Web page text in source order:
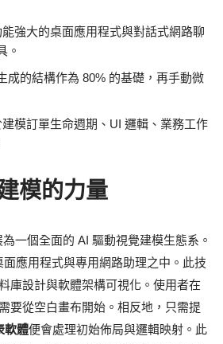
能強大的桌面應用程式與對話式網路聊
。
成的結構作為 80% 的基礎，再手動微
建模訂單生命週期、UI 邏輯、業務工作
模的力量
一個全面的 AI 驅動視覺建模生態系。
應用程式與專用網路助理之中。此技
庫設計與軟體架構可視化。使用者在
要從空白畫布開始。相反地，只需提
軟體便會處理初始佈局與邏輯映射。此